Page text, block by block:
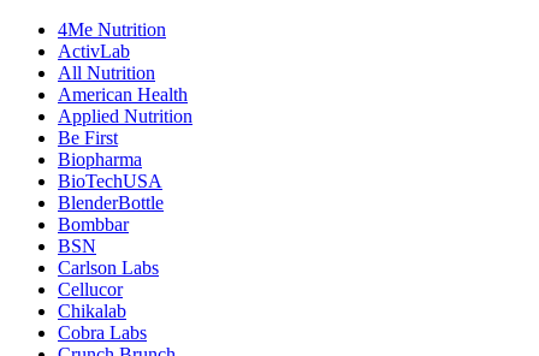
4Me Nutrition
ActivLab
All Nutrition
American Health
Applied Nutrition
Be First
Biopharma
BioTechUSA
BlenderBottle
Bombbar
BSN
Carlson Labs
Cellucor
Chikalab
Cobra Labs